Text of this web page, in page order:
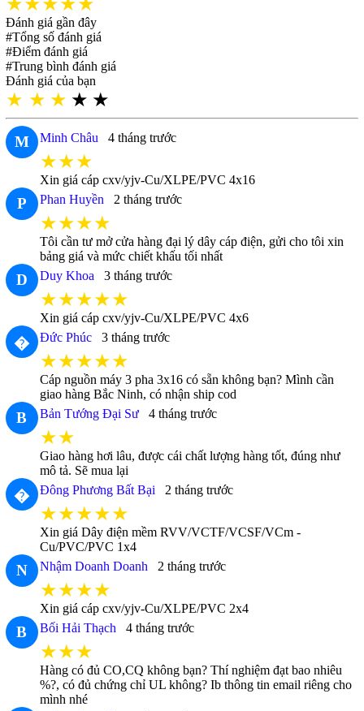
★★★★★
Đánh giá gần đây
#Tổng số đánh giá
#Điểm đánh giá
#Trung bình đánh giá
Đánh giá của bạn
★ ★ ★ ★ ★
M Minh Châu 4 tháng trước
★★★
Xin giá cáp cxv/yjv-Cu/XLPE/PVC 4x16
P Phan Huyền 2 tháng trước
★★★★
Tôi cần tư mở cửa hàng đại lý dây cáp điện, gửi cho tôi xin
bảng giá và mức chiết khấu tối nhất
D Duy Khoa 3 tháng trước
★★★★★
Xin giá cáp cxv/yjv-Cu/XLPE/PVC 4x6
� Đức Phúc 3 tháng trước
★★★★★
Cáp nguồn máy 3 pha 3x16 có sẵn không bạn? Mình cần
giao hàng Bắc Ninh, có nhận ship cod
B Bản Tướng Đại Sư 4 tháng trước
★★
Giao hàng hơi lâu, được cái chất lượng hàng tốt, đúng như
mô tả. Sẽ mua lại
� Đông Phương Bất Bại 2 tháng trước
★★★★★
Xin giá Dây điện mềm RVV/VCTF/VCSF/VCm -
Cu/PVC/PVC 1x4
N Nhậm Doanh Doanh 2 tháng trước
★★★★
Xin giá cáp cxv/yjv-Cu/XLPE/PVC 2x4
B Bối Hải Thạch 4 tháng trước
★★★
Hàng có đủ CO,CQ không bạn? Thí nghiệm đạt bao nhiêu
%?, có đủ chứng chỉ UL không? Ib thông tin email riêng cho
mình nhé